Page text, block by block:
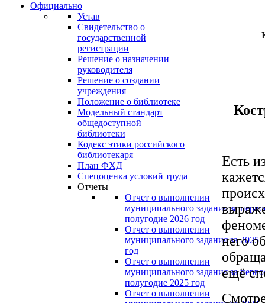
Официально
Устав
Свидетельство о
государственной
регистрации
Решение о назначении
руководителя
Решение о создании
учреждения
Положение о библиотеке
Модельный стандарт
общедоступной
библиотеки
Кодекс этики российского
библиотекаря
План ФХД
Спецоценка условий труда
Отчеты
Отчет о выполнении
муниципального задания за
полугодие 2026 год
Отчет о выполнении
муниципального задания за 2025
год
Отчет о выполнении
муниципального задания за
полугодие 2025 год
Отчет о выполнении
Есть
него
ещё